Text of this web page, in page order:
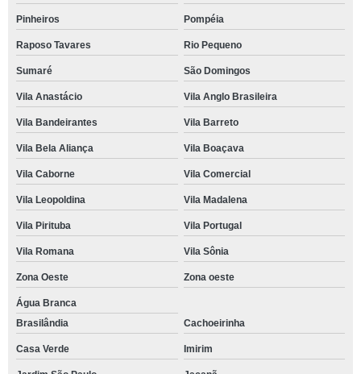
Pinheiros Pompéia
Raposo Tavares Rio Pequeno
Sumaré São Domingos
Vila Anastácio Vila Anglo Brasileira
Vila Bandeirantes Vila Barreto
Vila Bela Aliança Vila Boaçava
Vila Caborne Vila Comercial
Vila Leopoldina Vila Madalena
Vila Pirituba Vila Portugal
Vila Romana Vila Sônia
Zona Oeste Zona oeste
Água Branca
Brasilândia
Cachoeirinha
Casa Verde Imirim